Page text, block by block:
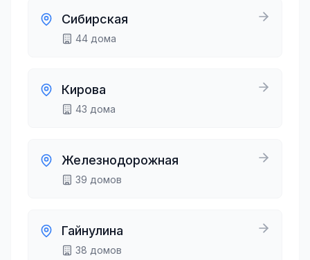
Сибирская
44 дома
Кирова
43 дома
Железнодорожная
39 домов
Гайнулина
38 домов